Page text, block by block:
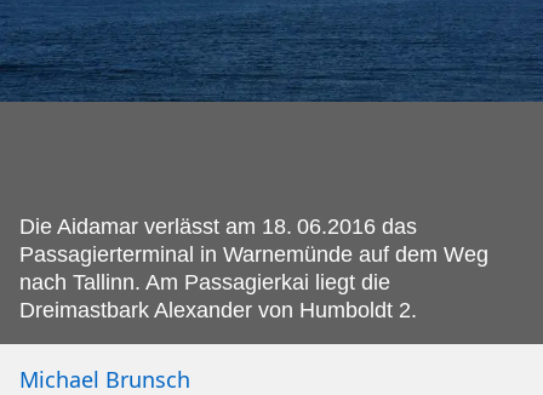
Die Aidamar verlässt am 18. 06.2016 das
Passagierterminal in Warnemünde auf dem Weg
nach Tallinn. Am Passagierkai liegt die
Dreimastbark Alexander von Humboldt 2.
Michael Brunsch